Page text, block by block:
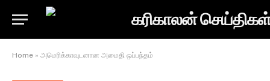
Home » அமெரிக்காவுடனான அமைதி ஒப்பந்தம்